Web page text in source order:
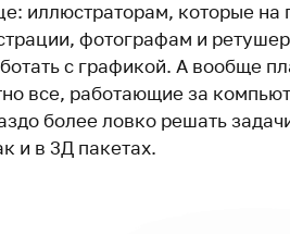
иллюстраторам, которые на
фотографам и
с графикой. А вообще
все, работающие за
более ловко решать
и в 3Д пакетах.